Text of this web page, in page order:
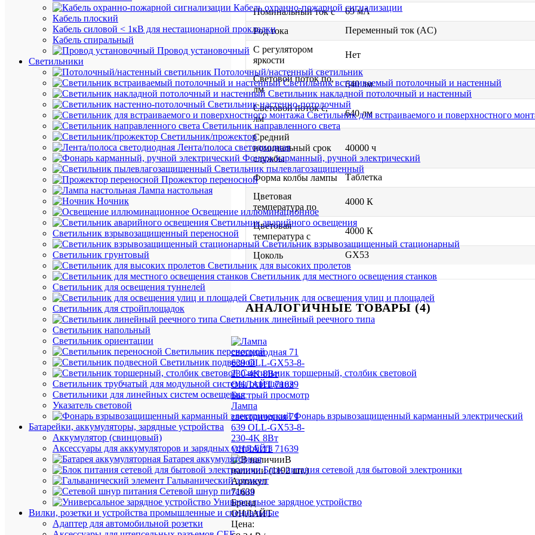
Кабель охранно-пожарной сигнализации
Кабель плоский
Кабель силовой < 1кВ для нестационарной прокладки
Кабель спиральный
Провод установочный
Светильники
Потолочный/настенный светильник
Светильник встраиваемый потолочный и настенный
Светильник накладной потолочный и настенный
Светильник настенно-потолочный
Светильник для встраиваемого и поверхностного
Светильник направленного света
Светильник/прожектор
Лента/полоса светодиодная
Фонарь карманный, ручной электрический
Светильник пылевлагозащищенный
Прожектор переносной
Лампа настольная
Ночник
Освещение иллюминационное
Светильник аварийного освещения
Светильник взрывозащищенный переносной
Светильник взрывозащищенный стационарный
Светильник грунтовый
Светильник для высоких пролетов
Светильник для местного освещения станков
Светильник для освещения туннелей
Светильник для освещения улиц и площадей
Светильник для стройплощадок
Светильник линейный реечного типа
Светильник напольный
Светильник ориентации
Светильник переносной
Светильник подвесной
Светильник торшерный, столбик световой
Светильник трубчатый для модульной системы освещения
Светильники для линейных систем освещения
Указатель световой
Фонарь взрывозащищенный карманный электрический
Батарейки, аккумуляторы, зарядные устройства
Аккумулятор (свинцовый)
Аксессуары для аккумуляторов и зарядных устройств
Батарея аккумуляторная
Блок питания сетевой для бытовой электроники
Гальванический элемент
Сетевой шнур питания
Универсальное зарядное устройство
Вилки, розетки и устройства промышленные и специальные
Адаптер для автомобильной розетки
Номинальный ток с
69 мА
Род тока
Переменный ток (AC)
С регулятором
яркости
Нет
Световой поток по,
лм
640 лм
Световой поток с,
лм
640 лм
Средний
номинальный срок
службы
40000 ч
Форма колбы лампы
Таблетка
Цветовая
температура по
4000 К
Цветовая
температура с
4000 К
Цоколь GX53
АНАЛОГИЧНЫЕ ТОВАРЫ (4)
Быстрый просмотр
Лампа
светодиодная 71
639 OLL-GX53-8-
230-4K 8Вт
ОНЛАЙТ 71639
В
наличии (1192 шт.)
Артикул
71639
Бренд
ОНЛАЙТ
Цена: